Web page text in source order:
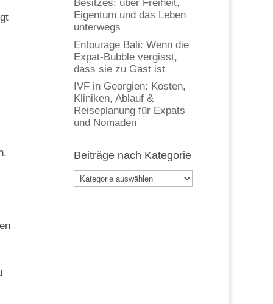
Besitzes: über Freiheit,
Eigentum und das Leben
unterwegs
Entourage Bali: Wenn die
Expat-Bubble vergisst,
dass sie zu Gast ist
IVF in Georgien: Kosten,
Kliniken, Ablauf &
Reiseplanung für Expats
und Nomaden
Beiträge nach Kategorie
Beiträge
nach